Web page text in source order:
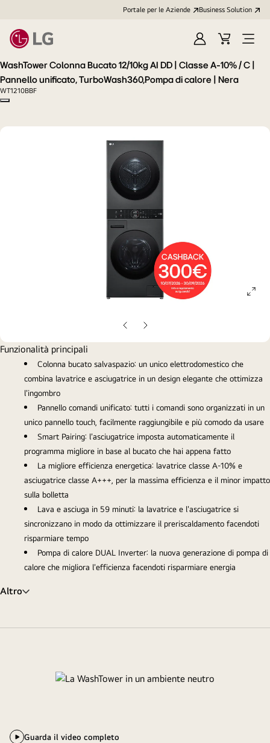
Portale per le Aziende Business Solution
Accedi
Registrati
Cart
Open
Menu
WashTower Colonna Bucato 12/10kg AI DD | Classe A-10% / C |
Pannello unificato, TurboWash360,Pompa di calore | Nera
WT1210BBF
Copy model name
Slide
precedente
Slide
successiva
Funzionalità principali
Colonna bucato salvaspazio: un unico elettrodomestico che
combina lavatrice e asciugatrice in un design elegante che ottimizza
l'ingombro
Pannello comandi unificato: tutti i comandi sono organizzati in un
unico pannello touch, facilmente raggiungibile e più comodo da usare
Smart Pairing: l'asciugatrice imposta automaticamente il
programma migliore in base al bucato che hai appena fatto
La migliore efficienza energetica: lavatrice classe A-10% e
asciugatrice classe A+++, per la massima efficienza e il minor impatto
sulla bolletta
Lava e asciuga in 59 minuti: la lavatrice e l'asciugatrice si
sincronizzano in modo da ottimizzare il preriscaldamento facendoti
risparmiare tempo
Pompa di calore DUAL Inverter: la nuova generazione di pompa di
calore che migliora l'efficienza facendoti risparmiare energia
Altro
Guarda il video completo